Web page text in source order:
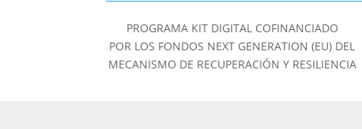
PROGRAMA KIT DIGITAL COFINANCIADO
POR LOS FONDOS NEXT GENERATION (EU) DEL
MECANISMO DE RECUPERACIÓN Y RESILIENCIA